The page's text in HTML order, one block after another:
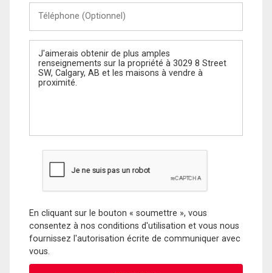
(Optionnel)
Message
En cliquant sur le bouton « soumettre », vous
consentez à nos conditions d'utilisation et vous nous
fournissez l'autorisation écrite de communiquer avec
vous.